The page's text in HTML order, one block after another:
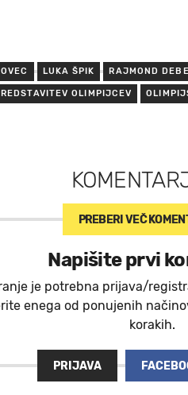
LUKA ŠPIK RAJMOND
OLIMPIJCEV
PREBERI VEČ
Napišite prvi
je potrebna prijava/
enega od ponujenih
korakih.
PRIJAVA